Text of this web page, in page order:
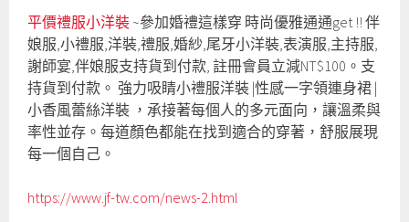
平價禮服小洋裝 ~參加婚禮這樣穿 時尚優雅通通get‎ !! 伴
娘服,小禮服,洋裝,禮服,婚紗,尾牙小洋裝,表演服,主持服,
謝師宴,伴娘服支持貨到付款, 註冊會員立減NT$100。支
持貨到付款。 強力吸睛小禮服洋裝 |性感一字領連身裙 |
小香風蕾絲洋裝‎ ，承接著每個人的多元面向，讓溫柔與
率性並存。每道顏色都能在找到適合的穿著，舒服展現
每一個自己。
https://www.jf-tw.com/news-2.html